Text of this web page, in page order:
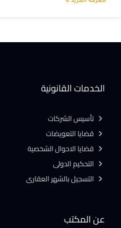
عن المكتب
الخدمات القانونية
تأسيس الشركات
قضايا التعويضات
قضايا الاحوال الشخصية
التحكيم الدولى
التسجيل بالشهر العقارى